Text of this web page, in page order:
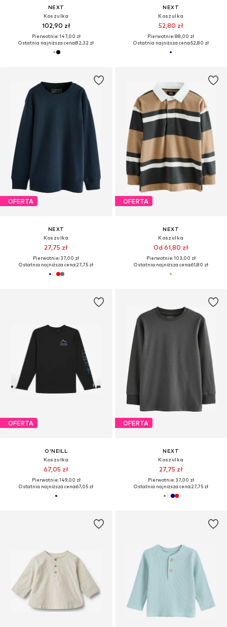
NEXT
Koszulka
102,90 zł
Pierwotnie: 147,00 zł
Ostatnia najniższa cena:82,32 zł
NEXT
Koszulka
52,80 zł
Pierwotnie: 88,00 zł
Ostatnia najniższa cena:52,80 zł
OFERTA
NEXT
Koszulka
27,75 zł
Pierwotnie: 37,00 zł
Ostatnia najniższa cena:27,75 zł
OFERTA
NEXT
Koszulka
Od 61,80 zł
Pierwotnie: 103,00 zł
Ostatnia najniższa cena:61,80 zł
OFERTA
O'NEILL
Koszulka
67,05 zł
Pierwotnie: 149,00 zł
Ostatnia najniższa cena:67,05 zł
OFERTA
NEXT
Koszulka
27,75 zł
Pierwotnie: 37,00 zł
Ostatnia najniższa cena:27,75 zł